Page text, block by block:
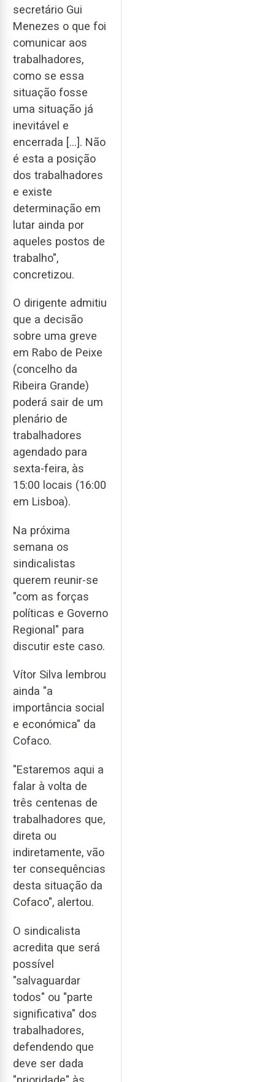
secretário Gui
Menezes o que foi
comunicar aos
trabalhadores,
como se essa
situação fosse
uma situação já
inevitável e
encerrada […]. Não
é esta a posição
dos trabalhadores
e existe
determinação em
lutar ainda por
aqueles postos de
trabalho",
concretizou.
O dirigente admitiu
que a decisão
sobre uma greve
em Rabo de Peixe
(concelho da
Ribeira Grande)
poderá sair de um
plenário de
trabalhadores
agendado para
sexta-feira, às
15:00 locais (16:00
em Lisboa).
Na próxima
semana os
sindicalistas
querem reunir-se
"com as forças
políticas e Governo
Regional" para
discutir este caso.
Vítor Silva lembrou
ainda "a
importância social
e económica" da
Cofaco.
"Estaremos aqui a
falar à volta de
três centenas de
trabalhadores que,
direta ou
indiretamente, vão
ter consequências
desta situação da
Cofaco", alertou.
O sindicalista
acredita que será
possível
"salvaguardar
todos" ou "parte
significativa" dos
trabalhadores,
defendendo que
deve ser dada